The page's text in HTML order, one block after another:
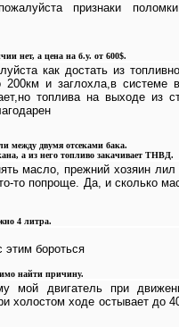
признаки
нет, а цена на б.у. от 600$.
как достать из
200км и заглохла,в системе
топлива на выходе из
между двумя отсеками бака.
а из него топливо закачивает ТНВД.
масло, прежний хозяин
то попроще. Да, и сколько
4 литра.
этим бороться
найти причину.
мой двигатель при
холостом ходе остывает до